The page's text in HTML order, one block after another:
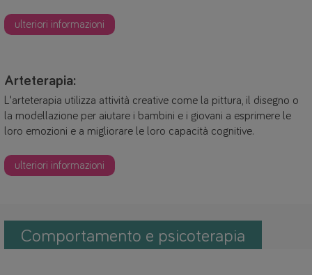
ulteriori informazioni
Arteterapia:
L'arteterapia utilizza attività creative come la pittura, il disegno o
la modellazione per aiutare i bambini e i giovani a esprimere le
loro emozioni e a migliorare le loro capacità cognitive.
ulteriori informazioni
Comportamento e psicoterapia